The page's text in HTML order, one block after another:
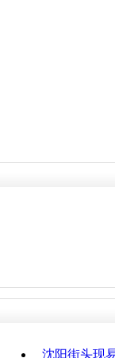
沈阳街头现